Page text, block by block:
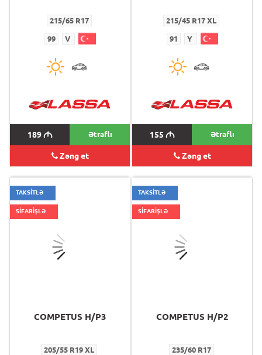
215/65 R17
99 V
189M Ətraflı
Zəng et
215/45 R17 XL
91 Y
155 M Ətraflı
Zəng et
TAKSİTLƏ
SİFARİŞLƏ
COMPETUS H/P3
205/55 R19 XL
TAKSİTLƏ
SİFARİŞLƏ
COMPETUS H/P2
235/60 R17